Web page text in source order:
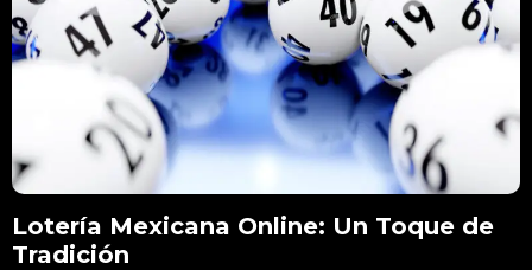
Lotería Mexicana Online: Un Toque de
Tradición